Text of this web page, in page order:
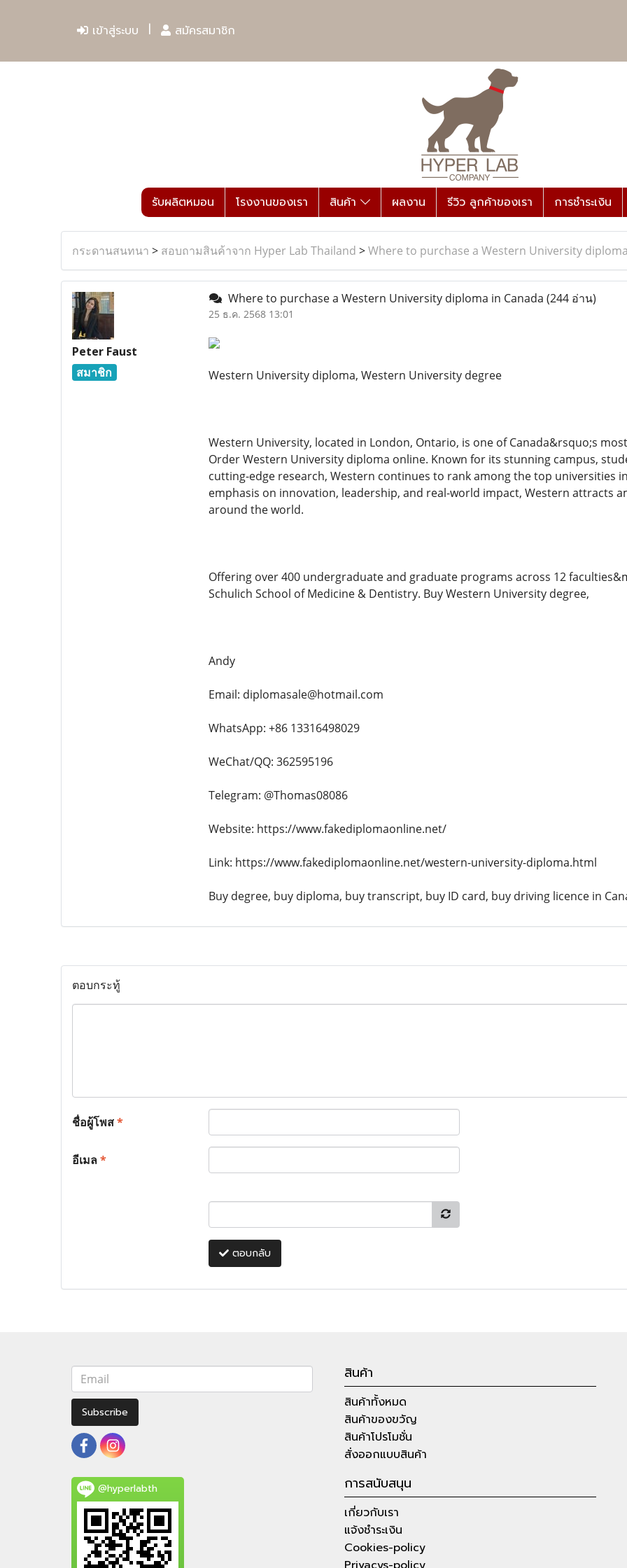
เข้าสู่ระบบ สมัครสมาชิก
รับผลิตหมอน โรงงานของเรา สินค้า ผลงาน รีวิว ลูกค้าของเรา การชำระเงิน
กระดานสนทนา > สอบถามสินค้าจาก Hyper Lab Thailand >Where to purchase a Western University
Peter Faust
สมาชิก
Where to purchase a Western University diploma in Canada (244 อ่าน)
25 ธ.ค. 2568 13:01
Western University diploma, Western University degree
Western University, located in London, Ontario, is one of Canada&rsquo;s
Order Western University diploma online. Known for its stunning campus,
cutting-edge research, Western continues to rank among the top universities
emphasis on innovation, leadership, and real-world impact, Western attracts
around the world.
Offering over 400 undergraduate and graduate programs across 12
Schulich School of Medicine & Dentistry. Buy Western University degree,
Andy
Email: diplomasale@hotmail.com
WhatsApp: +86 13316498029
WeChat/QQ: 362595196
Telegram: @Thomas08086
Website: https://www.fakediplomaonline.net/
Link: https://www.fakediplomaonline.net/western-university-diploma.html
Buy degree, buy diploma, buy transcript, buy ID card, buy driving licence in
ตอบกระทู้
ชื่อผู้โพส*
อีเมล*
ตอบกลับ
Subscribe
@hyperlabth
สินค้า
สินค้าทั้งหมด
สินค้าของขวัญ
สินค้าโปรโมชั่น
สั่งออกแบบสินค้า
การสนับสนุน
เกี่ยวกับเรา
แจ้งชำระเงิน
Cookies-policy